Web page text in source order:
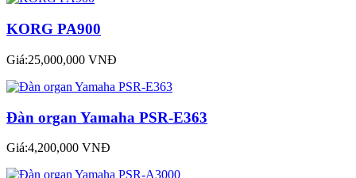
KORG PA900
Giá:25,000,000 VNĐ
Đàn organ Yamaha PSR-E363
Giá:4,200,000 VNĐ